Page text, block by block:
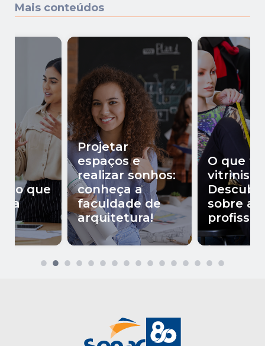
Mais conteúdos
o que
Projetar
espaços e
realizar sonhos:
conheça a
faculdade de
arquitetura!
O que
sobre a